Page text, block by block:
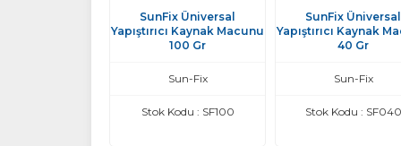
SunFix Üniversal
Yapıştırıcı Kaynak Macunu
100 Gr
Sun-Fix
Stok Kodu : SF100
SunFix Üniversal
Yapıştırıcı Kaynak
40 Gr
Sun-Fix
Stok Kodu : SF040